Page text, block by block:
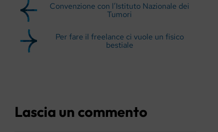
Convenzione con l’Istituto Nazionale dei
Tumori
Per fare il freelance ci vuole un fisico
bestiale
Lascia un commento